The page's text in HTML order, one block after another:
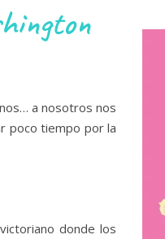
a nosotros nos
poco tiempo por la
donde los